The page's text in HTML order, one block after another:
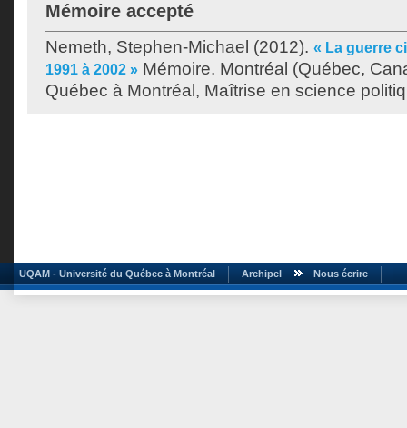
Mémoire accepté
Nemeth, Stephen-Michael (2012). « La guerre
1991 à 2002 » Mémoire. Montréal (Québec,
Québec à Montréal, Maîtrise en science
UQAM - Université du Québec à Montréal Archipel Nous écrire